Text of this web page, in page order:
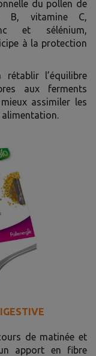
du pollen de
B, vitamine C,
et sélénium,
à la protection
l’équilibre
aux ferments
assimiler les
de matinée et
apport en fibre